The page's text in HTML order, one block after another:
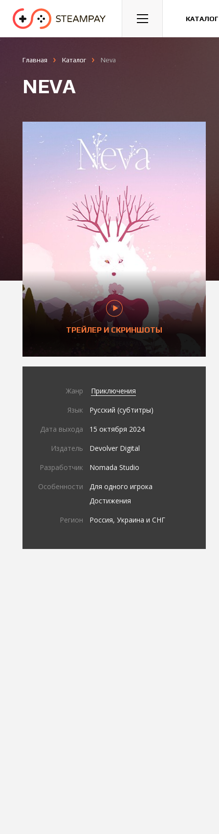
Спорт Гонки Казуальные
Главная Каталог Neva
NEVA
ТРЕЙЛЕР И СКРИНШОТЫ
Жанр Приключения
Язык Русский (субтитры)
Дата выхода 15 октября 2024
Издатель Devolver Digital
Разработчик Nomada Studio
Особенности
Для одного игрока
Достижения
Регион Россия, Украина и СНГ